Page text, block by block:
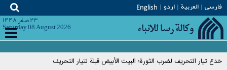
فارسی العربیة اردو English
۲۳ صفر ۱۴۴۸
Saturday 08 August 2026